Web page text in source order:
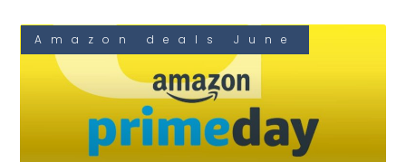
Amazon deals June